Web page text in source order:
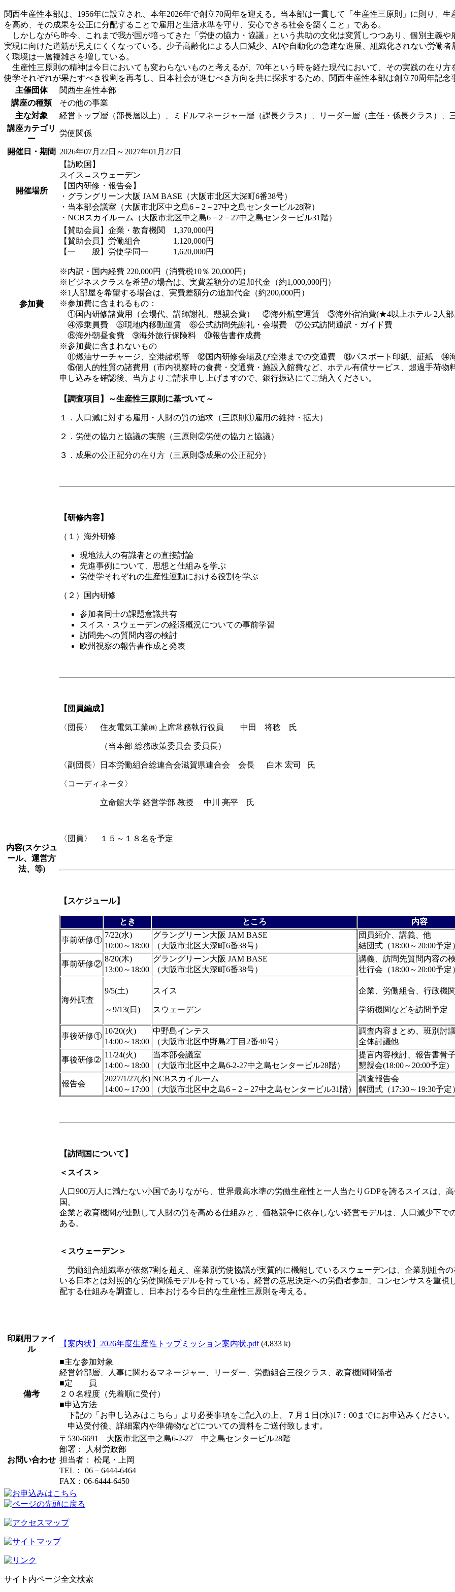
関西生産性本部は、1956年に設立され、本年2026年で創立70周年を迎える。当本部は一貫して「生産性三原則」に則り、
を高め、その成果を公正に分配することで雇用と生活水準を守り、安心できる社会を築くこと」である。
しかしながら昨今、これまで我が国が培ってきた「労使の協力・協議」という共助の文化は変質しつつあり、個別主義
実現に向けた道筋が見えにくくなっている。少子高齢化による人口減少、AIや自動化の急速な進展、組織化されない労働
く環境は一層複雑さを増している。
生産性三原則の精神は今日においても変わらないものと考えるが、70年という時を経た現代において、その実践の在り
使学それぞれが果たすべき役割を再考し、日本社会が進むべき方向を共に探求するため、関西生産性本部は創立70周年記念
主催団体
関西生産性本部
講座の種類
その他の事業
主な対象
経営トップ層（部長層以上）、ミドルマネージャー層（課長クラス）、リーダー層（主任・係長クラス）、
講座カテゴリ
ー
労使関係
開催日・期間 2026年07月22日～2027年01月27日
開催場所
【訪欧国】
スイス→スウェーデン
【国内研修・報告会】
・グラングリーン大阪 JAM BASE（大阪市北区大深町6番38号）
・当本部会議室（大阪市北区中之島6－2－27中之島センタービル28階）
・NCBスカイルーム（大阪市北区中之島6－2－27中之島センタービル31階）
参加費
【賛助会員】企業・教育機関 1,370,000円
【賛助会員】労働組合 1,120,000円
【一 般】労使学同一 1,620,000円
※内訳・国内経費 220,000円（消費税10％ 20,000円）
※ビジネスクラスを希望の場合は、実費差額分の追加代金（約1,000,000円）
※1人部屋を希望する場合は、実費差額分の追加代金（約200,000円）
※参加費に含まれるもの：
①国内研修諸費用（会場代、講師謝礼、懇親会費） ②海外航空運賃 ③海外宿泊費(★4以上ホテル 2人部
④添乗員費 ⑤現地内移動運賃 ⑥公式訪問先謝礼・会場費 ⑦公式訪問通訳・ガイド費
⑧海外朝昼食費 ➈海外旅行保険料 ⑩報告書作成費
※参加費に含まれないもの
⑪燃油サーチャージ、空港諸税等 ⑫国内研修会場及び空港までの交通費 ⑬パスポート印紙、証紙 ⑭
⑮個人的性質の諸費用（市内視察時の食費・交通費・施設入館費など、ホテル有償サービス、超過手荷物
申し込みを確認後、当方よりご請求申し上げますので、銀行振込にてご納入ください。
内容(スケジュ
ール、運営方
法、等)
【調査項目】～生産性三原則に基づいて～
１．人口減に対する雇用・人財の質の追求（三原則①雇用の維持・拡大）
２．労使の協力と協議の実態（三原則②労使の協力と協議）
３．成果の公正配分の在り方（三原則③成果の公正配分）
【研修内容】
（１）海外研修
現地法人の有識者との直接討論
先進事例について、思想と仕組みを学ぶ
労使学それぞれの生産性運動における役割を学ぶ
（２）国内研修
参加者同士の課題意識共有
スイス・スウェーデンの経済概況についての事前学習
訪問先への質問内容の検討
欧州視察の報告書作成と発表
【団員編成】
〈団長〉 住友電気工業㈱ 上席常務執行役員 中田 将稔 氏
（当本部 総務政策委員会 委員長）
〈副団長〉日本労働組合総連合会滋賀県連合会 会長 白木 宏司 氏
〈コーディネータ〉
立命館大学 経営学部 教授 中川 亮平 氏
〈団員〉 １５～１８名を予定
【スケジュール】
とき ところ 内容
事前研修①
7/22(水)
10:00～18:00
グラングリーン大阪 JAM BASE
（大阪市北区大深町6番38号）
団員紹介、講義、他
結団式（18:00～20:00予定
事前研修②
8/20(木)
13:00～18:00
グラングリーン大阪 JAM BASE
（大阪市北区大深町6番38号）
講義、訪問先質問内容の
壮行会（18:00～20:00予定
海外調査
9/5(土)
～9/13(日)
スイス
スウェーデン
企業、労働組合、行政機関
学術機関などを訪問予定
事後研修①
10/20(火)
14:00～18:00
中野島インテス
（大阪市北区中野島2丁目2番40号）
調査内容まとめ、班別討議
全体討議他
事後研修➁
11/24(火)
14:00～18:00
当本部会議室
（大阪市北区中之島6-2-27中之島センタービル28階）
提言内容検討、報告書骨
懇親会(18:00～20:00予定)
報告会
2027/1/27(水)
14:00～17:00
NCBスカイルーム
（大阪市北区中之島6－2－27中之島センタービル31階）
調査報告会
解団式（17:30～19:30予定
【訪問国について】
＜スイス＞
人口900万人に満たない小国でありながら、世界最高水準の労働生産性と一人当たりGDPを誇るスイスは、
国。
企業と教育機関が連動して人財の質を高める仕組みと、価格競争に依存しない経営モデルは、人口減少下
ある。
＜スウェーデン＞
労働組合組織率が依然7割を超え、産業別労使協議が実質的に機能しているスウェーデンは、企業別組合
いる日本とは対照的な労使関係モデルを持っている。経営の意思決定への労働者参加、コンセンサスを重
配する仕組みを調査し、日本おける今日的な生産性三原則を考える。
印刷用ファイ
ル
【案内状】2026年度生産性トップミッション案内状.pdf(4,833 k)
備考
■主な参加対象
経営幹部層、人事に関わるマネージャー、リーダー、労働組合三役クラス、教育機関関係者
■定 員
２０名程度（先着順に受付）
■申込方法
下記の「お申し込みはこちら」より必要事項をご記入の上、７月１日(水)17：00までにお申込みください。
申込受付後、詳細案内や準備物などについての資料をご送付致します。
お問い合わせ
〒530-6691 大阪市北区中之島6-2-27 中之島センタービル28階
部署： 人材労政部
担当者： 松尾・上岡
TEL： 06－6444-6464
FAX：06-6444-6450
サイト内ページ全文検索